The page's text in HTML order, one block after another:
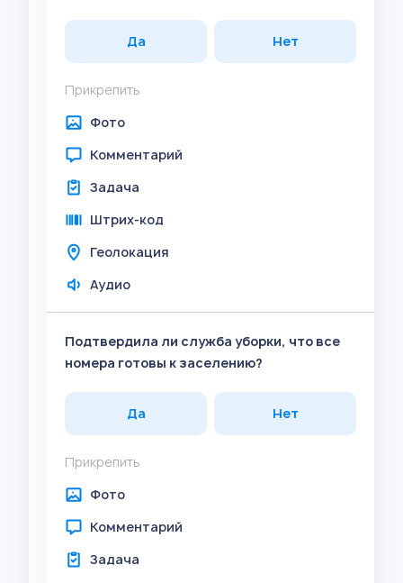
Да Нет
Прикрепить
Фото
Комментарий
Задача
Штрих-код
Геолокация
Аудио
Подтвердила ли служба уборки, что все
номера готовы к заселению?
Да Нет
Прикрепить
Фото
Комментарий
Задача